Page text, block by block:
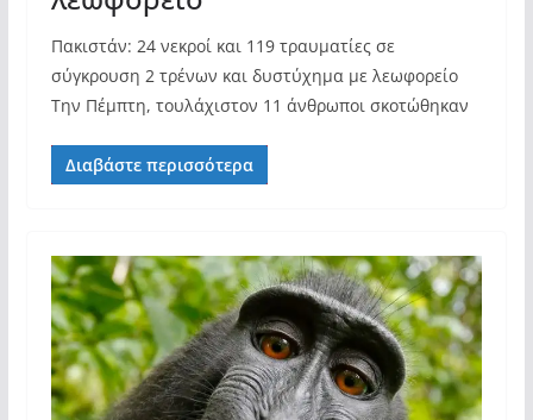
Πακιστάν: 24 νεκροί και 119 τραυματίες σε
σύγκρουση 2 τρένων και δυστύχημα με λεωφορείο
Την Πέμπτη, τουλάχιστον 11 άνθρωποι σκοτώθηκαν
Διαβάστε περισσότερα